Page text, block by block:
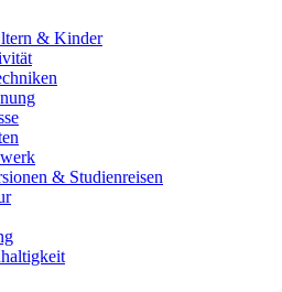
& Kinder
& Studienreisen